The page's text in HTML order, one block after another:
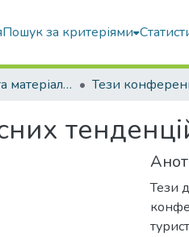
Пошук за критеріями
Конференції та матеріали конференцій Тези
Тези